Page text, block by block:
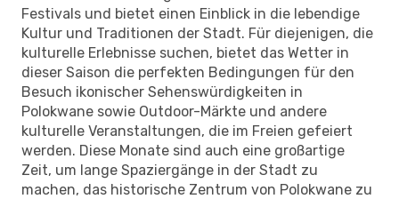
Festivals und bietet einen Einblick in die lebendige
Kultur und Traditionen der Stadt. Für diejenigen, die
kulturelle Erlebnisse suchen, bietet das Wetter in
dieser Saison die perfekten Bedingungen für den
Besuch ikonischer Sehenswürdigkeiten in
Polokwane sowie Outdoor-Märkte und andere
kulturelle Veranstaltungen, die im Freien gefeiert
werden. Diese Monate sind auch eine großartige
Zeit, um lange Spaziergänge in der Stadt zu
machen, das historische Zentrum von Polokwane zu